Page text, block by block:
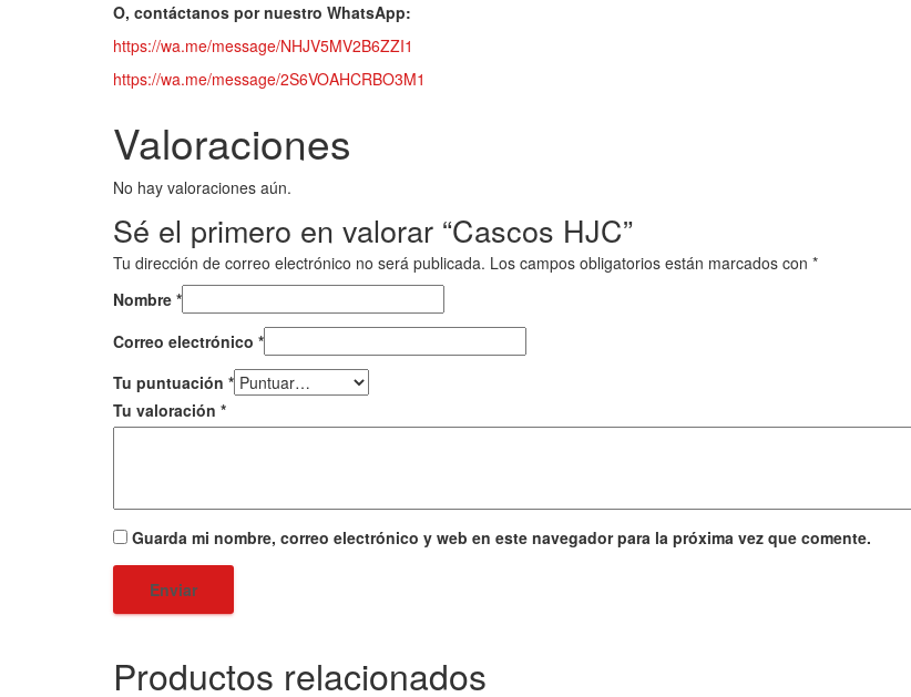
O, contáctanos por nuestro WhatsApp:
https://wa.me/message/NHJV5MV2B6ZZI1
https://wa.me/message/2S6VOAHCRBO3M1
Valoraciones
No hay valoraciones aún.
Sé el primero en valorar “Cascos HJC”
Tu dirección de correo electrónico no será publicada. Los campos obligatorios están marcados con *
Nombre *
Correo electrónico *
Tu puntuación *
Tu valoración *
Guarda mi nombre, correo electrónico y web en este navegador para la próxima vez que comente.
Productos relacionados